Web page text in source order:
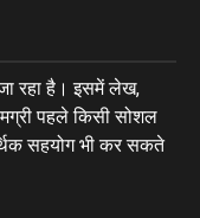
रहा है। इसमें लेख,
पहले किसी सोशल
सहयोग भी कर सकते